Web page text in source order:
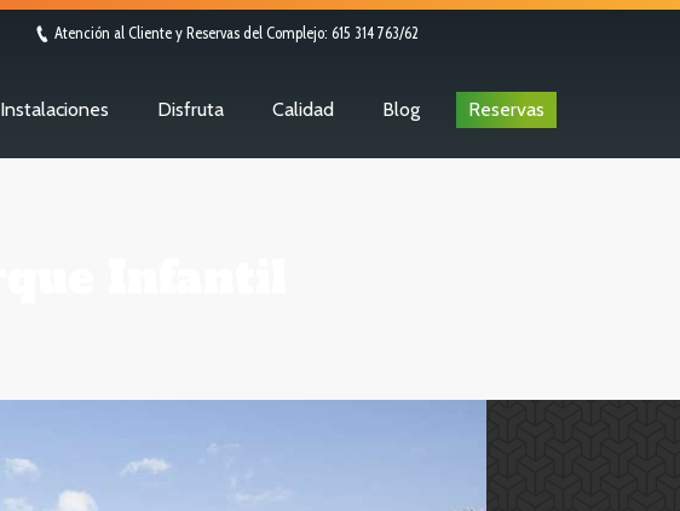
Atención al Cliente y Reservas del Complejo: 615 314 763/62
Instalaciones Disfruta Calidad Blog Reservas